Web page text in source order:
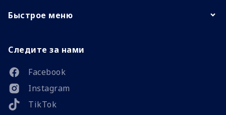
Быстрое меню
Следите за нами
Facebook
Instagram
TikTok